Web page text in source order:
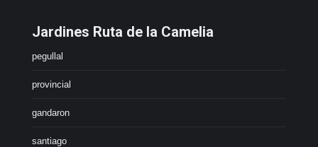
Jardines Ruta de la Camelia
pegullal
provincial
gandaron
santiago